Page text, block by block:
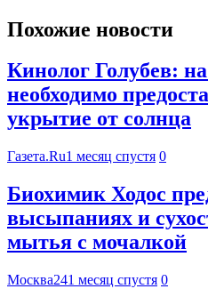
Похожие новости
Кинолог Голубев:
необходимо
укрытие от солнца
Газета.Ru1 месяц спустя 0
Биохимик Ходос
высыпаниях и
мытья с мочалкой
Москва241 месяц спустя 0